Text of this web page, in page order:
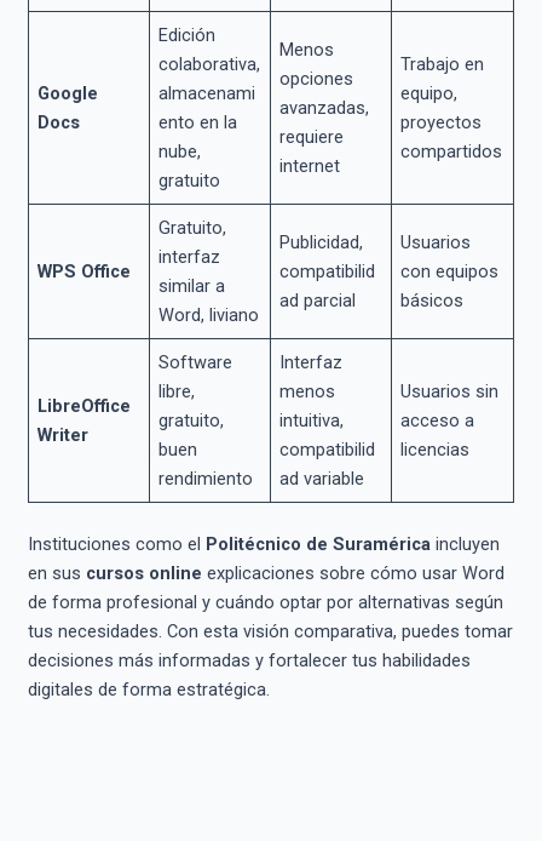
Google
Docs
Edición
colaborativa,
almacenami
ento en la
nube,
gratuito
Menos
opciones
avanzadas,
requiere
internet
Trabajo en
equipo,
proyectos
compartidos
WPS Office
Gratuito,
interfaz
similar a
Word, liviano
Publicidad,
compatibilid
ad parcial
Usuarios
con equipos
básicos
LibreOffice
Writer
Software
libre,
gratuito,
buen
rendimiento
Interfaz
menos
intuitiva,
compatibilid
ad variable
Usuarios sin
acceso a
licencias
Instituciones como el Politécnico de Suraméricaincluyen
en sus cursos online explicaciones sobre cómo usar Word
de forma profesional y cuándo optar por alternativas según
tus necesidades. Con esta visión comparativa, puedes tomar
decisiones más informadas y fortalecer tus habilidades
digitales de forma estratégica.